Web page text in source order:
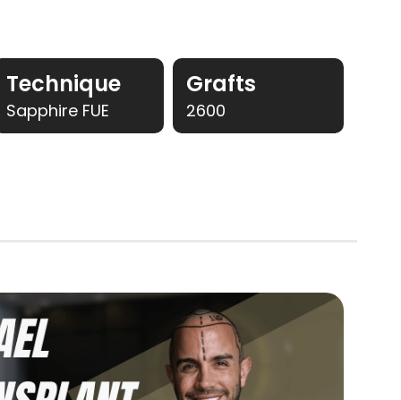
Technique
Sapphire FUE
Grafts
2600